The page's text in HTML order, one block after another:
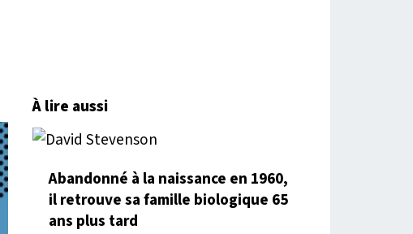
À lire aussi
Abandonné à la naissance en 1960,
il retrouve sa famille biologique 65
ans plus tard